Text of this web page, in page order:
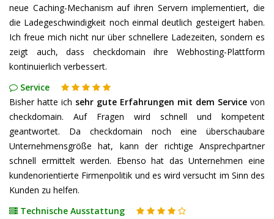
neue Caching-Mechanism auf ihren Servern implementiert, die
die Ladegeschwindigkeit noch einmal deutlich gesteigert haben.
Ich freue mich nicht nur über schnellere Ladezeiten, sondern es
zeigt auch, dass checkdomain ihre Webhosting-Plattform
kontinuierlich verbessert.
Service
Bisher hatte ich sehr gute Erfahrungen mit dem Service von
checkdomain. Auf Fragen wird schnell und kompetent
geantwortet. Da checkdomain noch eine überschaubare
Unternehmensgröße hat, kann der richtige Ansprechpartner
schnell ermittelt werden. Ebenso hat das Unternehmen eine
kundenorientierte Firmenpolitik und es wird versucht im Sinn des
Kunden zu helfen.
Technische Ausstattung